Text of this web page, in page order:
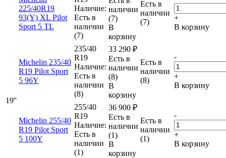
19''
225/40R19
93(Y) XL Pilot
Sport 5 TL
Наличие:
Есть в
наличии
(7)
наличии
(7)
В
корзину
Есть в
наличии
(7)
+
В корзину
Michelin 235/40
R19 Pilot Sport
5 96Y
235/40
R19
Наличие:
Есть в
наличии
(8)
33 290 ₽
Есть в
наличии
(8)
В
корзину
Есть в
наличии
(8)
-
+
В корзину
Michelin 255/40
R19 Pilot Sport
5 100Y
255/40
R19
Наличие:
Есть в
наличии
(1)
36 900 ₽
Есть в
наличии
(1)
В
корзину
Есть в
наличии
(1)
-
+
В корзину